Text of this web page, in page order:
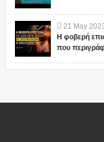
21 May
Η φοβερή
που